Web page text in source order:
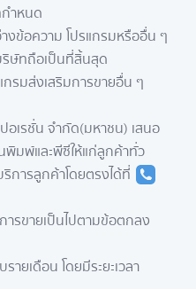
ำหนด
ข้อความ โปรแกรมหรืออื่น ๆ
ษัทถือเป็นที่สิ้นสุด
กรมส่งเสริมการขายอื่น ๆ
อเรชั่น จำกัด(มหาชน) เสนอ
พิมพ์และพีซีให้แก่ลูกค้าทั่ว
การลูกค้าโดยตรงได้ที่
รขายเป็นไปตามข้อตกลง
ายเดือน โดยมีระยะเวลา